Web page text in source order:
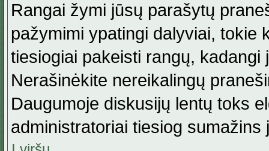
Rangai žymi jūsų parašytų
pažymimi ypatingi dalyviai, tokie
tiesiogiai pakeisti rangų,
Nerašinėkite nereikalingų
Daugumoje diskusijų lentų toks
administratoriai tiesiog